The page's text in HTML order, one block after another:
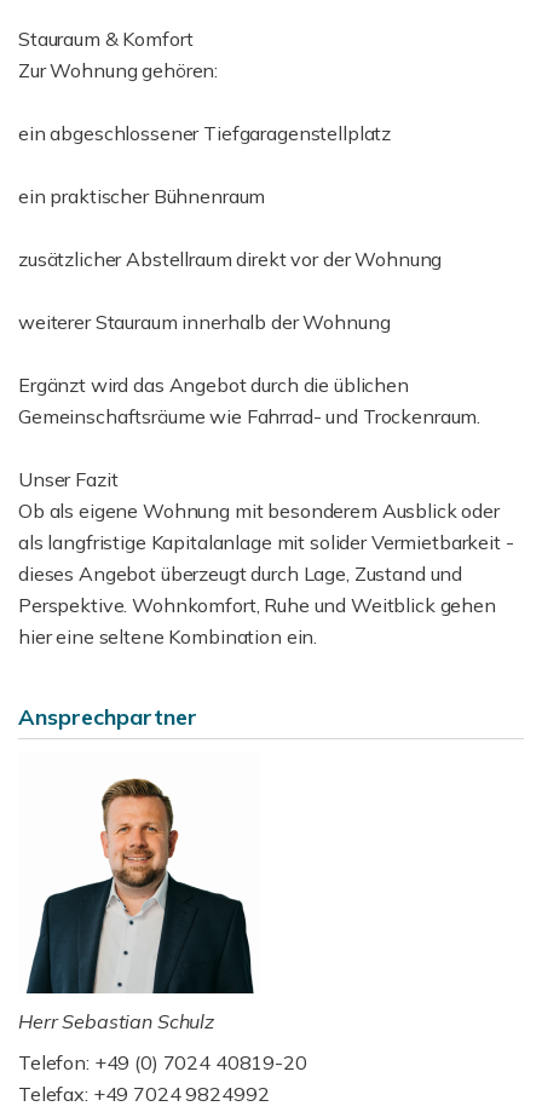
Stauraum & Komfort
Zur Wohnung gehören:
ein abgeschlossener Tiefgaragenstellplatz
ein praktischer Bühnenraum
zusätzlicher Abstellraum direkt vor der Wohnung
weiterer Stauraum innerhalb der Wohnung
Ergänzt wird das Angebot durch die üblichen
Gemeinschaftsräume wie Fahrrad- und Trockenraum.
Unser Fazit
Ob als eigene Wohnung mit besonderem Ausblick oder
als langfristige Kapitalanlage mit solider Vermietbarkeit -
dieses Angebot überzeugt durch Lage, Zustand und
Perspektive. Wohnkomfort, Ruhe und Weitblick gehen
hier eine seltene Kombination ein.
Ansprechpartner
Herr Sebastian Schulz
Telefon: +49 (0) 7024 40819-20
Telefax: +49 7024 9824992